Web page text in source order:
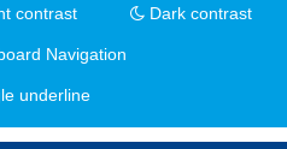
contrast Dark contrast
Navigation
underline